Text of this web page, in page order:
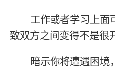
工作或者学习上面
致双方之间变得不是很
暗示你将遭遇困境